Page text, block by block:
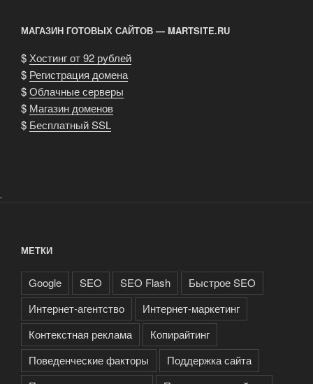
МАГАЗИН ГОТОВЫХ САЙТОВ — MARTSITE.RU
$ Хостинг от 92 рублей
$ Регистрация домена
$Облачные серверы
$ Магазин доменов
$ Бесплатный SSL
.
МЕТКИ
Google SEO SEO Flash
Быстрое SEO
Интернет-агентство
Интернет-маркетинг
Контекстная реклама
Копирайтинг
Поведенческие факторы
Поддержка сайта